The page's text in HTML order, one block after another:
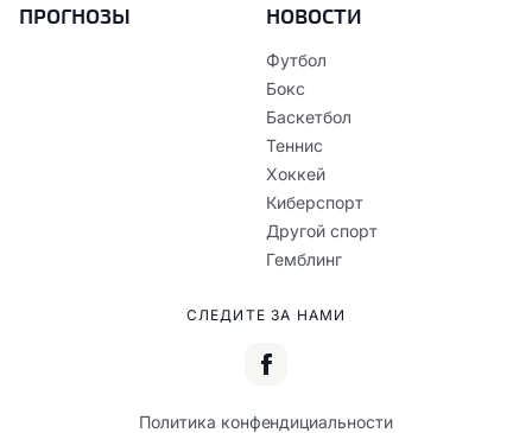
ПРОГНОЗЫ НОВОСТИ
Футбол
Бокс
Баскетбол
Теннис
Хоккей
Киберспорт
Другой спорт
Гемблинг
СЛЕДИТЕ ЗА НАМИ
Политика конфендициальности